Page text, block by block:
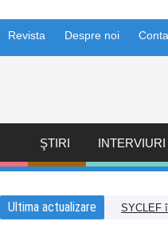
Revista Despre noi
ŞTIRI INTERVIURI
Ultima actualizare SYCLEF